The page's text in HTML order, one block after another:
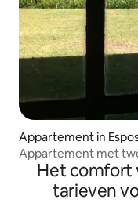
Appartement in
Appartement met
uitzicht
Het comfort
tarieven